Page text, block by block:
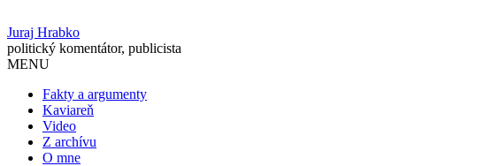
Juraj Hrabko
politický komentátor, publicista
MENU
Fakty a argumenty
Kaviareň
Video
Z archívu
O mne